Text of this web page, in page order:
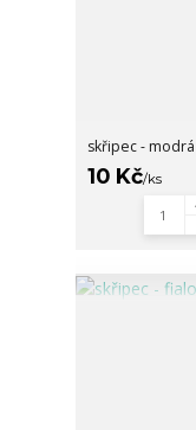
skřipec - modrá
10 Kč/ks